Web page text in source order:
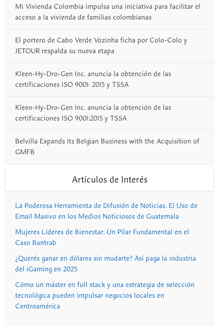
Mi Vivienda Colombia impulsa una iniciativa para facilitar el
acceso a la vivienda de familias colombianas
El portero de Cabo Verde Vozinha ficha por Colo-Colo y
JETOUR respalda su nueva etapa
Kleen-Hy-Dro-Gen Inc. anuncia la obtención de las
certificaciones ISO 9001: 2015 y TSSA
Kleen-Hy-Dro-Gen Inc. anuncia la obtención de las
certificaciones ISO 9001:2015 y TSSA
Belvilla Expands Its Belgian Business with the Acquisition of
GMFB
Artículos de Interés
La Poderosa Herramienta de Difusión de Noticias. El Uso de
Email Masivo en los Medios Noticiosos de Guatemala
Mujeres Líderes de Bienestar: Un Pilar Fundamental en el
Caso Bantrab
¿Querés ganar en dólares sin mudarte? Así paga la industria
del iGaming en 2025
Cómo un máster en full stack y una estrategia de selección
tecnológica pueden impulsar negocios locales en
Centroamérica